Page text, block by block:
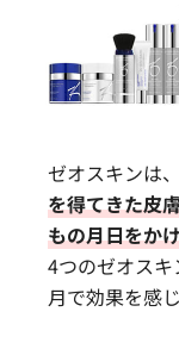
ゼオスキンは、
を得てきた皮
もの月日をか
4つのゼオス
月で効果を感